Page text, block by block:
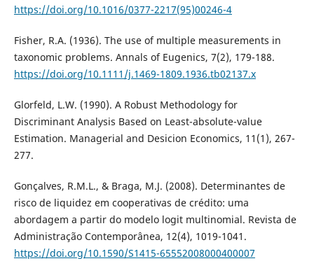
https://doi.org/10.1016/0377-2217(95)00246-4
Fisher, R.A. (1936). The use of multiple measurements in
taxonomic problems. Annals of Eugenics, 7(2), 179-188.
https://doi.org/10.1111/j.1469-1809.1936.tb02137.x
Glorfeld, L.W. (1990). A Robust Methodology for
Discriminant Analysis Based on Least-absolute-value
Estimation. Managerial and Desicion Economics, 11(1), 267-
277.
Gonçalves, R.M.L., & Braga, M.J. (2008). Determinantes de
risco de liquidez em cooperativas de crédito: uma
abordagem a partir do modelo logit multinomial. Revista de
Administração Contemporânea, 12(4), 1019-1041.
https://doi.org/10.1590/S1415-65552008000400007